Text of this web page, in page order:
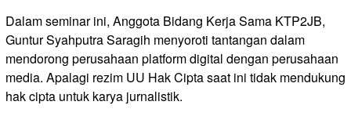
Dalam seminar ini, Anggota Bidang Kerja Sama KTP2JB,
Guntur Syahputra Saragih menyoroti tantangan dalam
mendorong perusahaan platform digital dengan perusahaan
media. Apalagi rezim UU Hak Cipta saat ini tidak mendukung
hak cipta untuk karya jurnalistik.